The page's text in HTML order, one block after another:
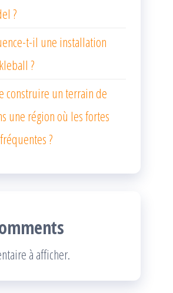
?
t-il une installation
?
construire un terrain de
une région où les fortes
?
à afficher.